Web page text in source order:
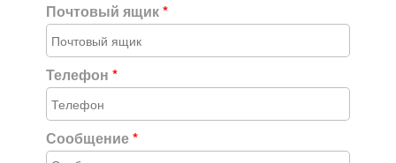
Почтовый ящик*
Телефон*
Сообщение*